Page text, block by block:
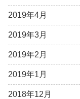
2019年4月
2019年3月
2019年2月
2019年1月
2018年12月